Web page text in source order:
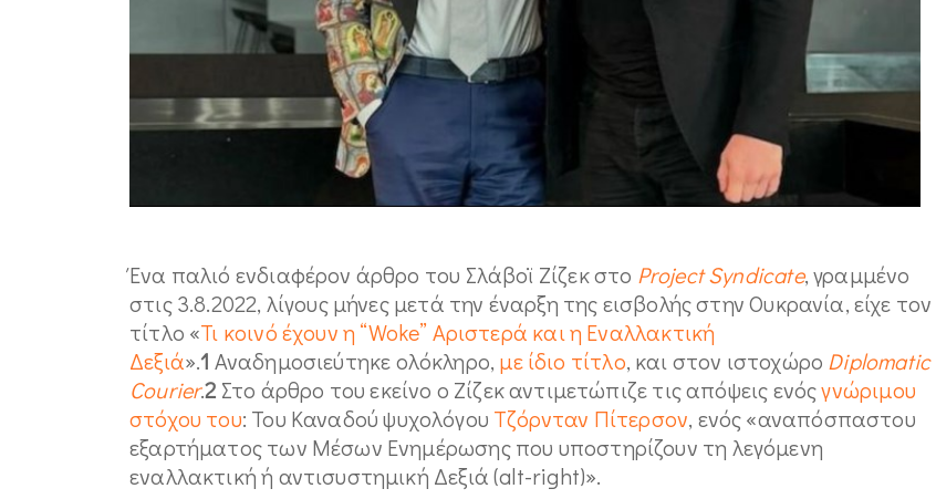
Ένα παλιό ενδιαφέρον άρθρο του Σλάβοϊ Ζίζεκ στο Project Syndicate, γραμμένο
στις 3.8.2022, λίγους μήνες μετά την έναρξη της εισβολής στην Ουκρανία, είχε τον
τίτλο «Τι κοινό έχουν η “Woke” Αριστερά και η Εναλλακτική
Δεξιά».1 Αναδημοσιεύτηκε ολόκληρο, με ίδιο τίτλο, και στον ιστοχώρο Diplomatic
Courier.2 Στο άρθρο του εκείνο ο Ζίζεκ αντιμετώπιζε τις απόψεις ενόςγνώριμου
στόχου του: Του Καναδού ψυχολόγου Τζόρνταν Πίτερσον, ενός «αναπόσπαστου
εξαρτήματος των Μέσων Ενημέρωσης που υποστηρίζουν τη λεγόμενη
εναλλακτική ή αντισυστημική Δεξιά (alt-right)».